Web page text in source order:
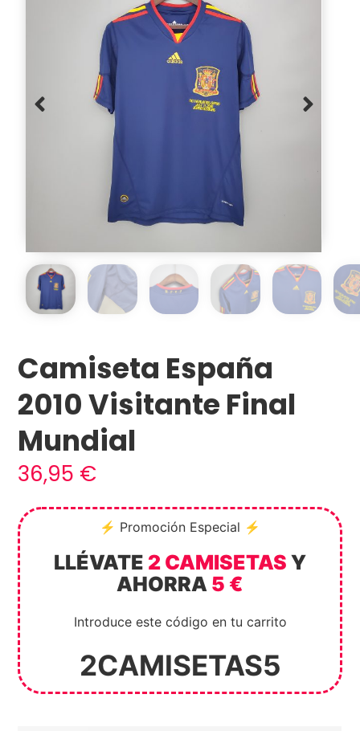
Camiseta España
2010 Visitante Final
Mundial
36,95 €
⚡ Promoción Especial ⚡
LLÉVATE 2 CAMISETAS Y
AHORRA 5 €
Introduce este código en tu carrito
2CAMISETAS5